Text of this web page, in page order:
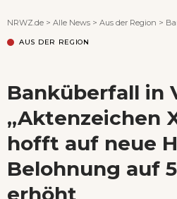
NRWZ.de > Alle News > Aus der Region >
AUS DER REGION
Banküberfall in
„Aktenzeichen
hofft auf neue
Belohnung auf
erhöht